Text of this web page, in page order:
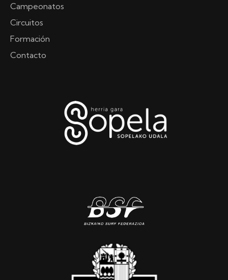
Campeonatos
Circuitos
Formación
Contacto